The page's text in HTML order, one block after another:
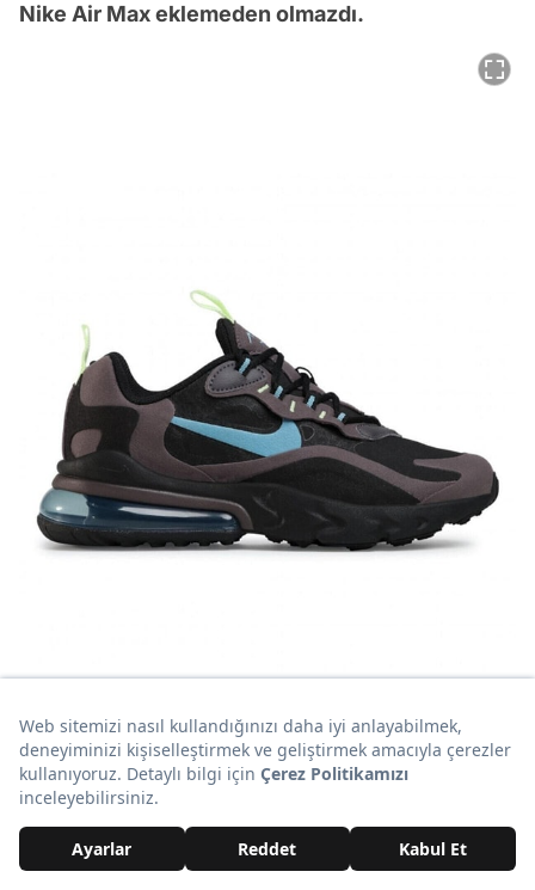
Nike Air Max eklemeden olmazdı.
Bu modelin indirimli fiyatı 415 TL.
Almak isteyenler içinburada.